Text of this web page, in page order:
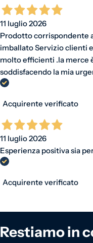
11 luglio 2026
Prodotto corrispondente
imballato Servizio clienti
molto efficienti .la merce
soddisfacendo la mia
Acquirente verificato
11 luglio 2026
Esperienza positiva sia
Acquirente verificato
Restiamo in